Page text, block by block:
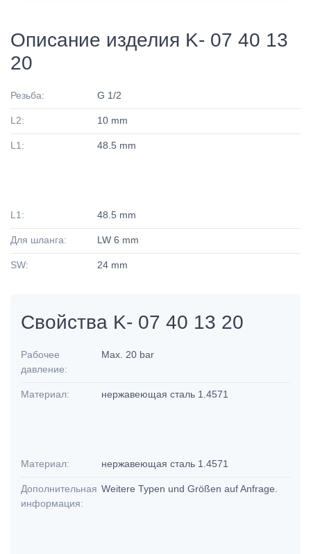
Описание изделия K- 07 40 13
20
Резьба: G 1/2
L2: 10 mm
L1: 48.5 mm
L1: 48.5 mm
Для шланга: LW 6 mm
SW: 24 mm
Свойства K- 07 40 13 20
Рабочее
давление:
Max. 20 bar
Материал: нержавеющая сталь 1.4571
Материал: нержавеющая сталь 1.4571
Дополнительная
информация:
Weitere Typen und Größen auf Anfrage.